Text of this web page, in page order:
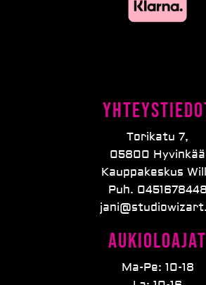
Torikatu 7,
05800 Hyvinkää
Kauppakeskus
Puh. 0451678448
Aukioloajat
Ma-Pe: 10-18